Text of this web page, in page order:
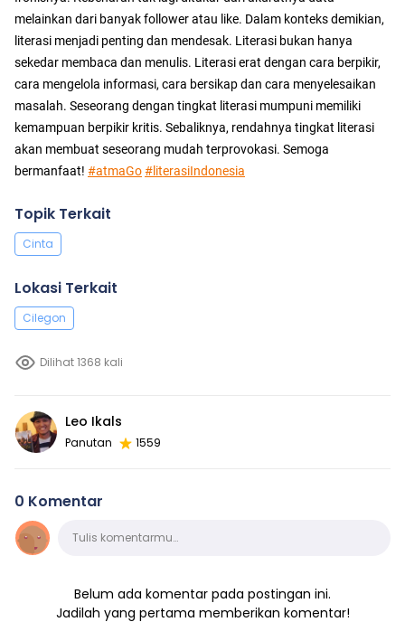
melainkan dari banyak follower atau like. Dalam konteks demikian,
literasi menjadi penting dan mendesak. Literasi bukan hanya
sekedar membaca dan menulis. Literasi erat dengan cara berpikir,
cara mengelola informasi, cara bersikap dan cara menyelesaikan
masalah. Seseorang dengan tingkat literasi mumpuni memiliki
kemampuan berpikir kritis. Sebaliknya, rendahnya tingkat literasi
akan membuat seseorang mudah terprovokasi. Semoga
bermanfaat! #atmaGo#literasiIndonesia
Topik Terkait
Cinta
Lokasi Terkait
Cilegon
Dilihat 1368 kali
Leo Ikals
Panutan 1559
0 Komentar
KomentarTulis komentarmu…
Belum ada komentar pada postingan ini.
Jadilah yang pertama memberikan komentar!